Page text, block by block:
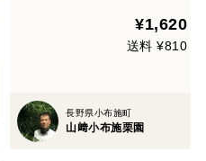
¥1,620
送料 ¥810
長野県小布施町
山﨑小布施栗園